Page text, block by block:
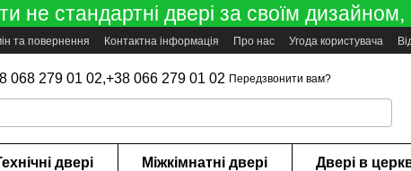
не стандартні двері за своїм дизайном,
та повернення Контактна інформація Про нас Угода користувача
068 279 01 02,+38 066 279 01 02 Передзвонити вам?
двері Міжкімнатні двері Двері в